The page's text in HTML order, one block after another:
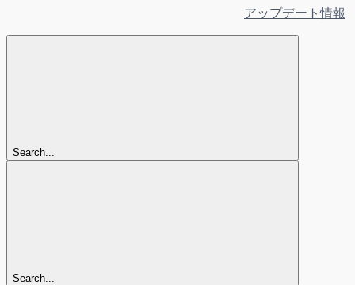
アップデート情報
Search...
Search...